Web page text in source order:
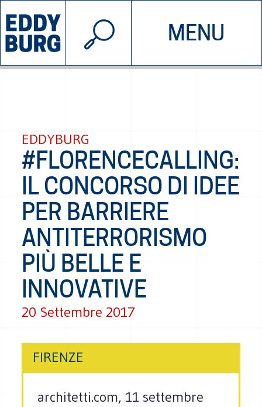
MENU
INIZIATIVE CHI SIAMO
© 2026 EDDYBURG
EDDYBURG
#FLORENCECALLING:
IL CONCORSO DI IDEE
PER BARRIERE
ANTITERRORISMO
PIÙ BELLE E
INNOVATIVE
20 Settembre 2017
FIRENZE
architetti.com, 11 settembre